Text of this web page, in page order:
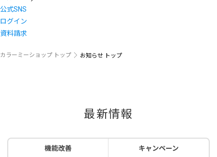
公式SNS
ログイン
資料請求
カラーミーショップ トップ お知らせ トップ
最新情報
機能改善 キャンペーン